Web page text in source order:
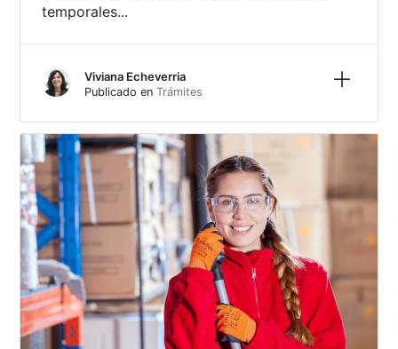
temporales...
Viviana Echeverria
Publicado enTrámites